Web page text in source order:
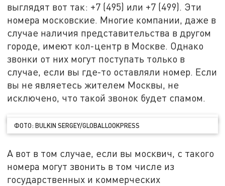
выглядят вот так: +7 (495) или +7 (499). Эти
номера московские. Многие компании, даже в
случае наличия представительства в другом
городе, имеют кол-центр в Москве. Однако
звонки от них могут поступать только в
случае, если вы где-то оставляли номер. Если
вы не являетесь жителем Москвы, не
исключено, что такой звонок будет спамом.
ФОТО: BULKIN SERGEY/GLOBALLOOKPRESS
А вот в том случае, если вы москвич, с такого
номера могут звонить в том числе из
государственных и коммерческих